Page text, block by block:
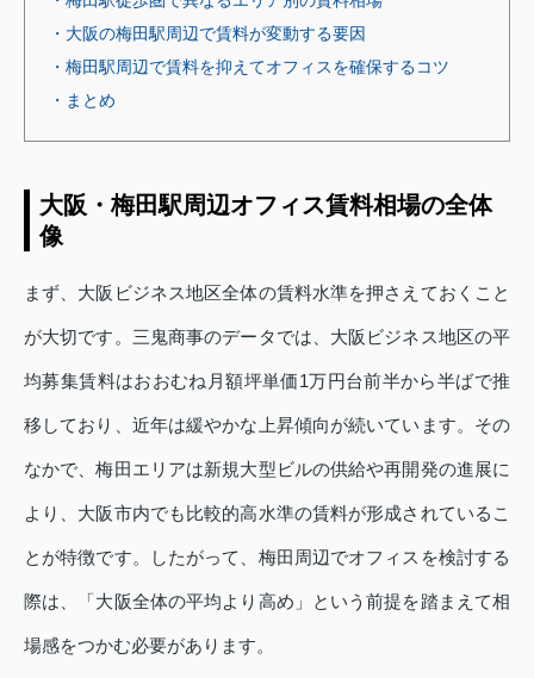
・大阪の梅田駅周辺で賃料が変動する要因
・梅田駅周辺で賃料を抑えてオフィスを確保するコツ
・まとめ
大阪・梅田駅周辺オフィス賃料相場の全体
像
まず、大阪ビジネス地区全体の賃料水準を押さえておくこと
が大切です。三鬼商事のデータでは、大阪ビジネス地区の平
均募集賃料はおおむね月額坪単価1万円台前半から半ばで推
移しており、近年は緩やかな上昇傾向が続いています。その
なかで、梅田エリアは新規大型ビルの供給や再開発の進展に
より、大阪市内でも比較的高水準の賃料が形成されているこ
とが特徴です。したがって、梅田周辺でオフィスを検討する
際は、「大阪全体の平均より高め」という前提を踏まえて相
場感をつかむ必要があります。